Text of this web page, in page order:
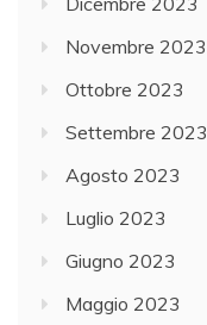
Novembre 2023
Ottobre 2023
Settembre 2023
Agosto 2023
Luglio 2023
Giugno 2023
Maggio 2023